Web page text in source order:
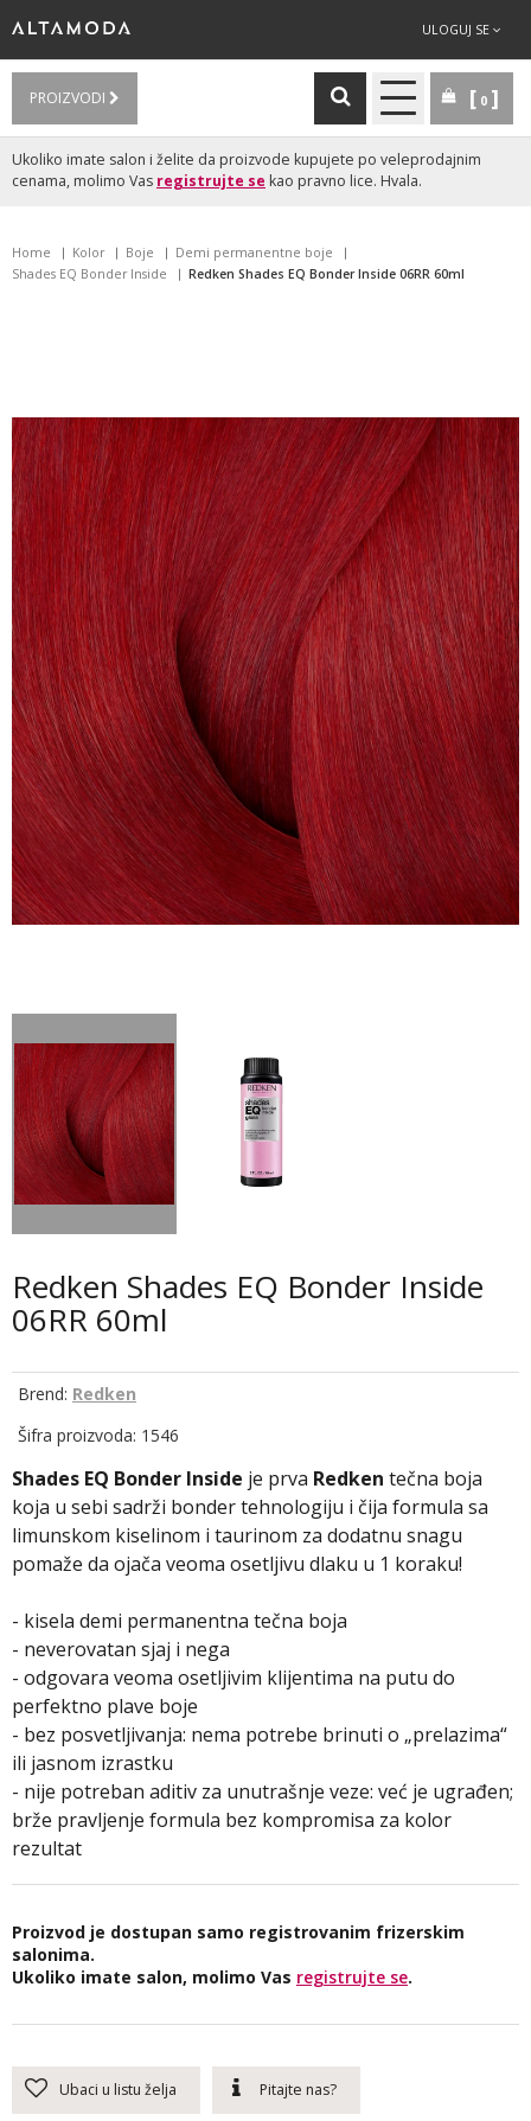
ULOGUJ SE
PROIZVODI 0
Ukoliko imate salon i želite da proizvode kupujete po veleprodajnim
cenama, molimo Vas registrujte se kao pravno lice. Hvala.
Home Kolor Boje
Demi permanentne boje
Shades EQ Bonder Inside
Redken Shades EQ Bonder Inside 06RR 60ml
Redken Shades EQ Bonder Inside
06RR 60ml
Brend: Redken
Šifra proizvoda: 1546
Shades EQ Bonder Inside je prva Redken tečna boja
koja u sebi sadrži bonder tehnologiju i čija formula sa
limunskom kiselinom i taurinom za dodatnu snagu
pomaže da ojača veoma osetljivu dlaku u 1 koraku!
- kisela demi permanentna tečna boja
- neverovatan sjaj i nega
- odgovara veoma osetljivim klijentima na putu do
perfektno plave boje
- bez posvetljivanja: nema potrebe brinuti o „prelazima“
ili jasnom izrastku
- nije potreban aditiv za unutrašnje veze: već je ugrađen;
brže pravljenje formula bez kompromisa za kolor
rezultat
Proizvod je dostupan samo registrovanim frizerskim
salonima.
Ukoliko imate salon, molimo Vas registrujte se.
Ubaci u listu želja Pitajte nas?